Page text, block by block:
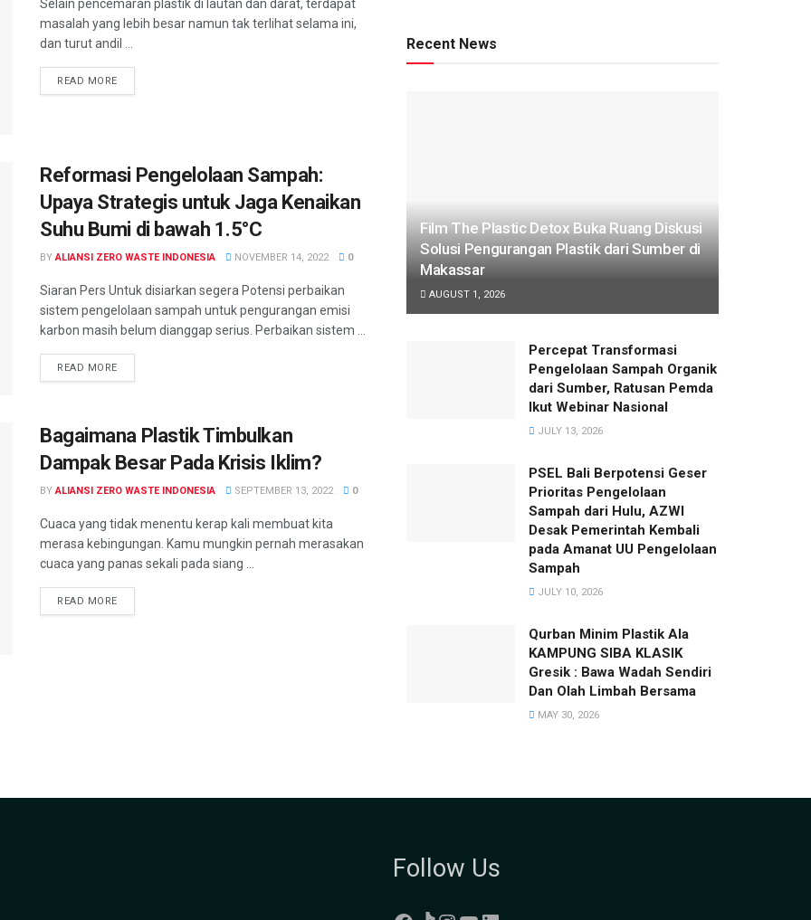
Selain pencemaran plastik di lautan dan darat, terdapat
masalah yang lebih besar namun tak terlihat selama ini,
dan turut andil ...
READ MORE
Reformasi Pengelolaan Sampah:
Upaya Strategis untuk Jaga Kenaikan
Suhu Bumi di bawah 1.5°C
BY ALIANSI ZERO WASTE INDONESIA NOVEMBER 14, 2022 0
Siaran Pers Untuk disiarkan segera Potensi perbaikan
sistem pengelolaan sampah untuk pengurangan emisi
karbon masih belum dianggap serius. Perbaikan sistem ...
READ MORE
Bagaimana Plastik Timbulkan
Dampak Besar Pada Krisis Iklim?
BY ALIANSI ZERO WASTE INDONESIA SEPTEMBER 13, 2022 0
Cuaca yang tidak menentu kerap kali membuat kita
merasa kebingungan. Kamu mungkin pernah merasakan
cuaca yang panas sekali pada siang ...
READ MORE
Recent News
Film The Plastic Detox Buka Ruang Diskusi
Solusi Pengurangan Plastik dari Sumber di
Makassar
AUGUST 1, 2026
Percepat Transformasi
Pengelolaan Sampah Organik
dari Sumber, Ratusan Pemda
Ikut Webinar Nasional
JULY 13, 2026
PSEL Bali Berpotensi Geser
Prioritas Pengelolaan
Sampah dari Hulu, AZWI
Desak Pemerintah Kembali
pada Amanat UU Pengelolaan
Sampah
JULY 10, 2026
Qurban Minim Plastik Ala
KAMPUNG SIBA KLASIK
Gresik : Bawa Wadah Sendiri
Dan Olah Limbah Bersama
MAY 30, 2026
Follow Us